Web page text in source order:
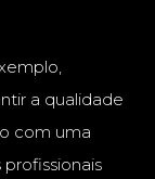
a qualidade
com uma